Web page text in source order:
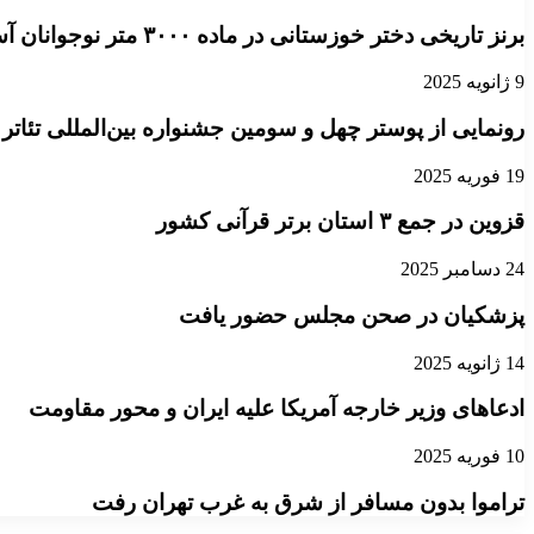
برنز تاریخی دختر خوزستانی در ماده ۳۰۰۰ متر نوجوانان آسیا
9 ژانویه 2025
رونمایی از پوستر چهل و سومین جشنواره بین‌المللی
19 فوریه 2025
قزوین در جمع ۳ استان برتر قرآنی کشور
24 دسامبر 2025
پزشکیان در صحن مجلس حضور یافت
14 ژانویه 2025
ادعاهای وزیر خارجه آمریکا علیه ایران و محور مقاومت
10 فوریه 2025
تراموا بدون مسافر از شرق به غرب تهران رفت